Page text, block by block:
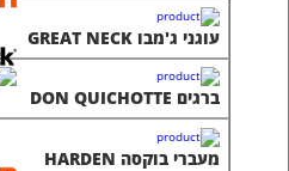
עוגני ג'מבו GREAT NECK
ברגים DON QUICHOTTE
מעברי בוקסה HARDEN